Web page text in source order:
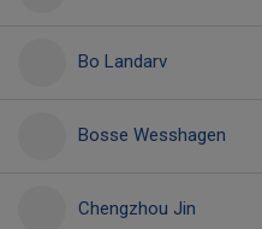
Bo Landarv
Bosse Wesshagen
Chengzhou Jin